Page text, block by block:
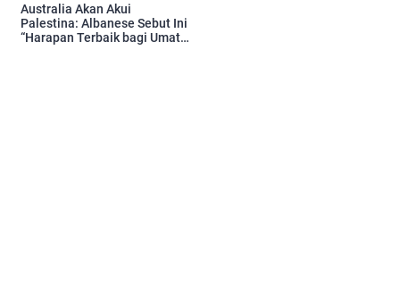
Australia Akan Akui
Palestina: Albanese Sebut Ini
“Harapan Terbaik bagi Umat